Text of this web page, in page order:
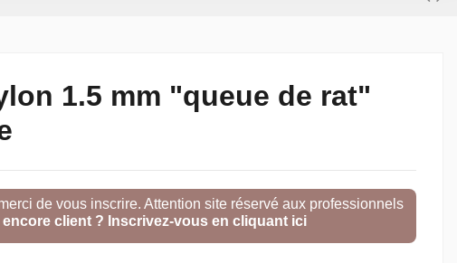
1.5 mm "queue de rat"
de vous inscrire. Attention site réservé aux professionnels
encore client ? Inscrivez-vous en cliquant ici